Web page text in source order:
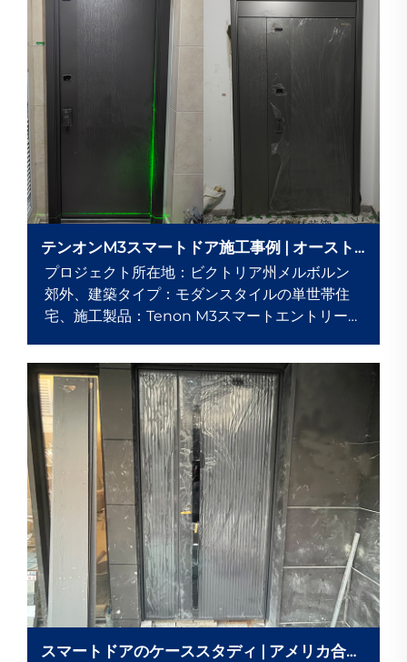
テンオンM3スマートドア施工事例 | オースト
ラリア・メルボルンの現代住宅プロジェクト
プロジェクト所在地：ビクトリア州メルボルン
郊外、建築タイプ：モダンスタイルの単世帯住
宅、施工製品：Tenon M3スマートエントリード
猫目スマートビューアー付き）、施工日：2025
年春、プロジェクト背景...
スマートドアのケーススタディ | アメリカ合衆